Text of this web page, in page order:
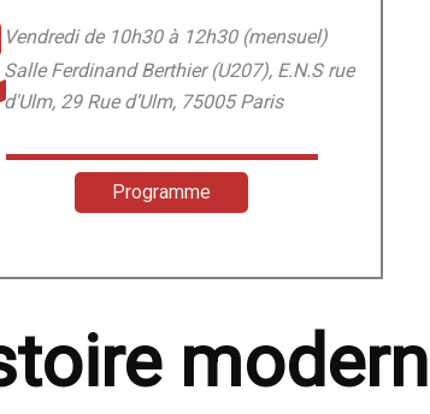
Vendredi de 10h30 à 12h30 (mensuel)
Salle Ferdinand Berthier (U207), E.N.S rue
d'Ulm, 29 Rue d’Ulm, 75005 Paris
Programme